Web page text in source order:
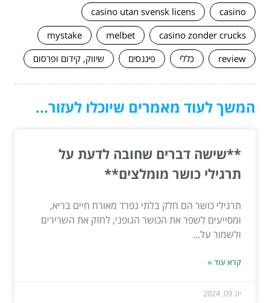
casino
casino utan svensk licens
casino zonder crucks
melbet
mystake
review
כללי פיננסים שיווק, קידום ופרסום
המשך לעוד מאמרים שיוכלו לעזור...
**שישה דברים שחובה לדעת על
תרגילי כושר מומלצים**
תרגילי כושר הם חלק בלתי נפרד מאורח חיים בריא,
ומסייעים לשפר את הכושר הגופני, לחזק את השרירים
ולשמור על...
קרא עוד »
יונ 09, 2024